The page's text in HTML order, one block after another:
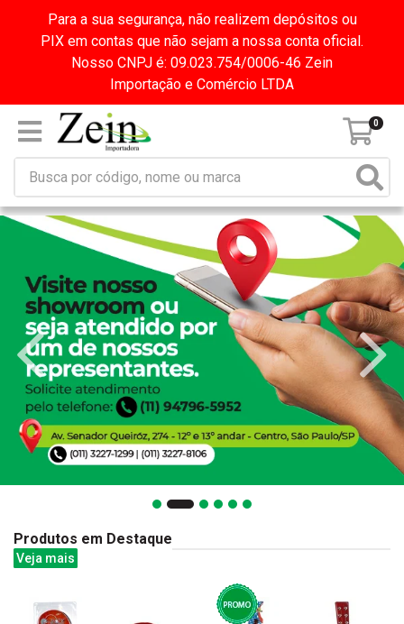
Para a sua segurança, não realizem depósitos ou
PIX em contas que não sejam a nossa conta oficial.
Nosso CNPJ é: 09.023.754/0006-46 Zein
Importação e Comércio LTDA
0
Produtos em Destaque
Veja mais